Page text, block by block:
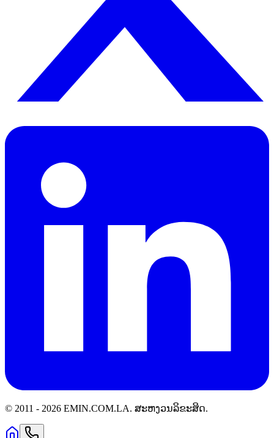
© 2011 - 2026 EMIN.COM.LA. ສະຫງວນລິຂະສິດ.